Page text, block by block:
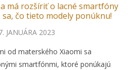
má rozšíriť o lacné smartfóny
čo tieto modely ponúknu!
JANUÁRA 2023
od materského Xiaomi sa
smartfónmi, ktoré ponúkajú